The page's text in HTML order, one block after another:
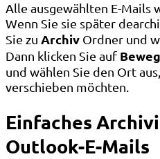
Alle ausgewählten E-Mails
Wenn Sie sie später
Sie zu Archiv Ordner und
Dann klicken Sie auf
und wählen Sie den Ort
verschieben möchten.
Einfaches
Outlook-E-Mails